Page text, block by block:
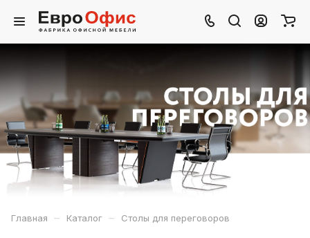
Главная – Каталог – Столы для переговоров